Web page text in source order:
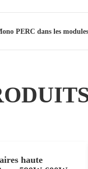
PERC dans les
haute